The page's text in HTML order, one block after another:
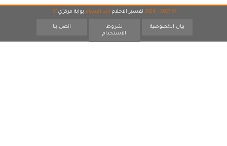
© 2007 - 2026 تفسير الاحلام احد اقسام بوابة مركزي 17
بيان الخصوصية
شروط
الاستخدام
اتصل بنا